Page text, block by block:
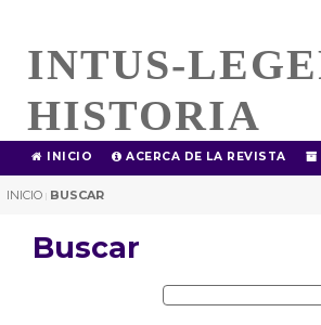
INTUS-
HISTORIA
INICIO ACERCA DE LA REVISTA
INICIO | BUSCAR
Buscar